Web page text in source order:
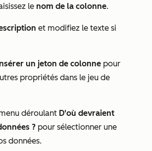
le nom de la colonne.
et modifiez le texte si
un jeton de colonne pour
propriétés dans le jeu de
déroulant D'où devraient
? pour sélectionner une
données.